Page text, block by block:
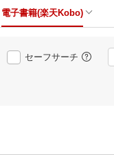
楽天
動
楽天
動
電子書籍(楽天Kobo)
セーフサーチ